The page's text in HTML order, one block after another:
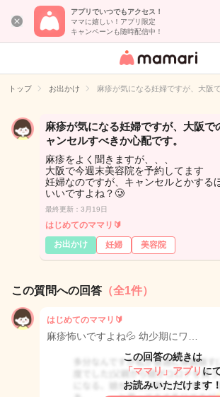
アプリでいつでもアクセス！
ママに嬉しい！アプリ限定
キャンペーンも随時配信中！
女性専用匿名QA
イト
トップ お出かけ 麻疹が気になる妊婦ですが、大阪
麻疹が気になる妊婦ですが、大阪で
ャンセルすべきか心配です。
麻疹をよく聞きますが、、、
大阪で今週末美容院を予約してます
妊婦なのですが、キャンセルとかする
いいですよね？🥲
最終更新：3月19日
はじめてのママリ🔰
お出かけ
妊婦 美容院
この質問への回答 （全1件）
はじめてのママリ🔰
麻疹怖いですよね💦 幼少期にワ…
この回答の続きは
「ママリ」アプリ に
お読みいただけます！